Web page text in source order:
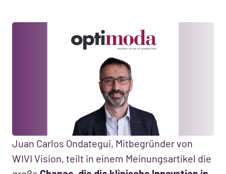
Juan Carlos Ondategui, Mitbegründer von
WIVI Vision, teilt in einem Meinungsartikel die